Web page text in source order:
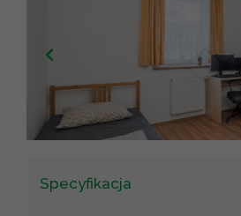
Leaflet
Specyfikacja